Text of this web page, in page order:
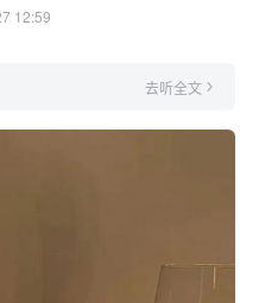
12:59
去听全文